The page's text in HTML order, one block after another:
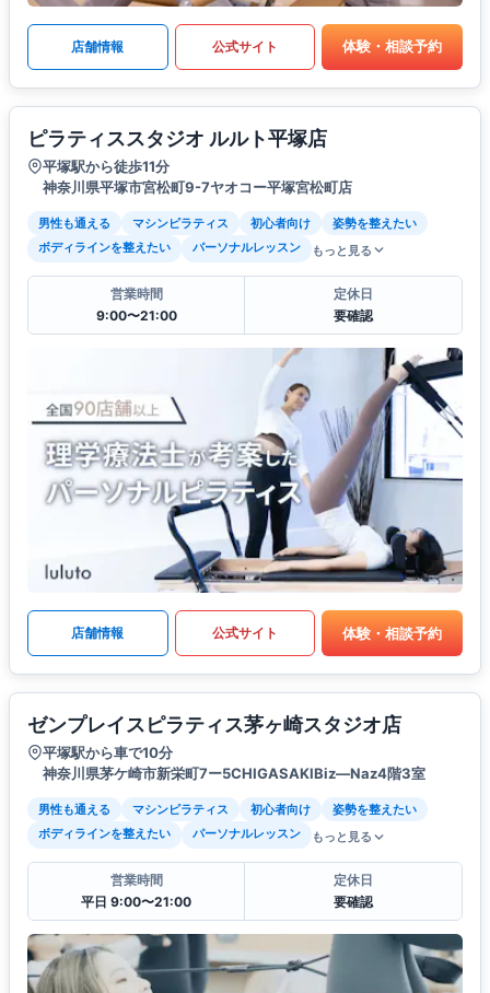
店舗情報 公式サイト 体験・相談予約
ピラティススタジオ ルルト平塚店
平塚駅から徒歩11分
神奈川県平塚市宮松町9-7ヤオコー平塚宮松町店
男性も通える マシンピラティス 初心者向け
姿勢を整えたい
ボディラインを整えたい
パーソナルレッスン もっと見る
営業時間
9:00〜21:00
定休日
要確認
店舗情報 公式サイト 体験・相談予約
ゼンプレイスピラティス茅ヶ崎スタジオ店
平塚駅から車で10分
神奈川県茅ケ崎市新栄町7ー5CHIGASAKIBiz―Naz4階3室
男性も通える マシンピラティス 初心者向け
姿勢を整えたい
ボディラインを整えたい
パーソナルレッスン もっと見る
営業時間
平日 9:00〜21:00
定休日
要確認